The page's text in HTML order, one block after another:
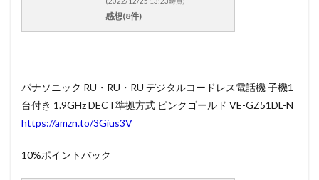
感想(8件)
パナソニック RU・RU・RU デジタルコードレス電話機 子機1
台付き 1.9GHz DECT準拠方式 ピンクゴールド VE-GZ51DL-N
https://amzn.to/3Gius3V
10%ポイントバック